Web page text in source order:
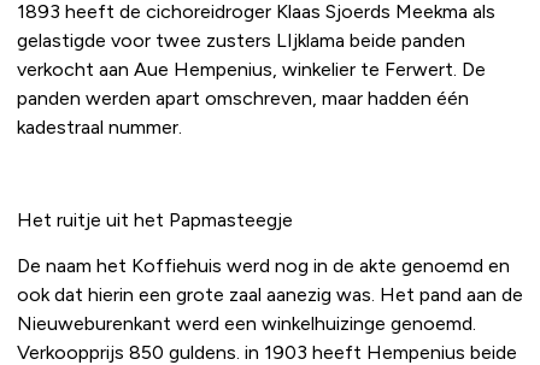
1893 heeft de cichoreidroger Klaas Sjoerds Meekma als
gelastigde voor twee zusters LIjklama beide panden
verkocht aan Aue Hempenius, winkelier te Ferwert. De
panden werden apart omschreven, maar hadden één
kadestraal nummer.
Het ruitje uit het Papmasteegje
De naam het Koffiehuis werd nog in de akte genoemd en
ook dat hierin een grote zaal aanezig was. Het pand aan de
Nieuweburenkant werd een winkelhuizinge genoemd.
Verkoopprijs 850 guldens. in 1903 heeft Hempenius beide